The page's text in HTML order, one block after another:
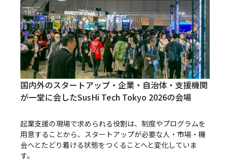
国内外のスタートアップ・企業・自治体・支援機関
が一堂に会したSusHi Tech Tokyo 2026の会場
起業支援の現場で求められる役割は、制度やプログラムを
用意することから、スタートアップが必要な人・市場・機
会へとたどり着ける状態をつくることへと変化していま
す。